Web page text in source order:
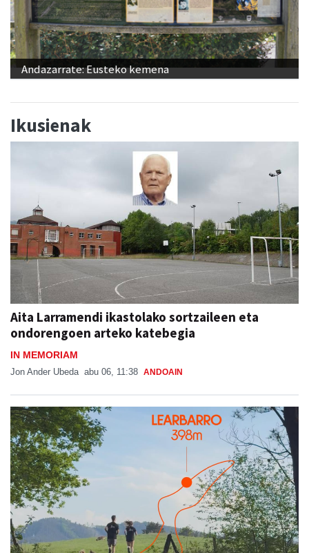
Andazarrate: Eusteko kemena
Ikusienak
Aita Larramendi ikastolako sortzaileen eta
ondorengoen arteko katebegia
IN MEMORIAM
Jon Ander Ubeda abu 06, 11:38 ANDOAIN